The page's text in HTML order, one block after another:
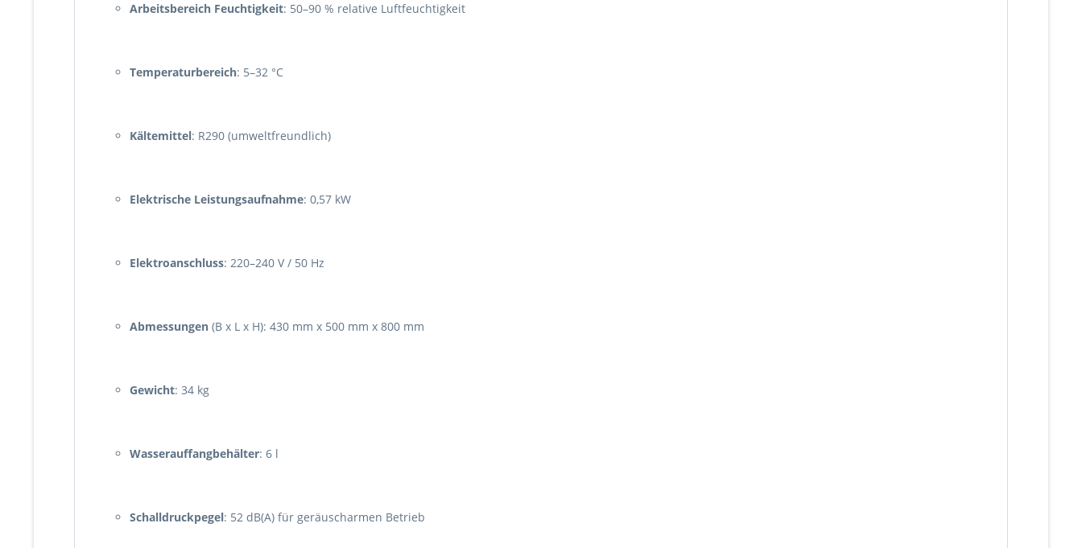
Arbeitsbereich Feuchtigkeit: 50–90 % relative Luftfeuchtigkeit
Temperaturbereich: 5–32 °C
Kältemittel: R290 (umweltfreundlich)
Elektrische Leistungsaufnahme: 0,57 kW
Elektroanschluss: 220–240 V / 50 Hz
Abmessungen (B x L x H): 430 mm x 500 mm x 800 mm
Gewicht: 34 kg
Wasserauffangbehälter: 6 l
Schalldruckpegel: 52 dB(A) für geräuscharmen Betrieb